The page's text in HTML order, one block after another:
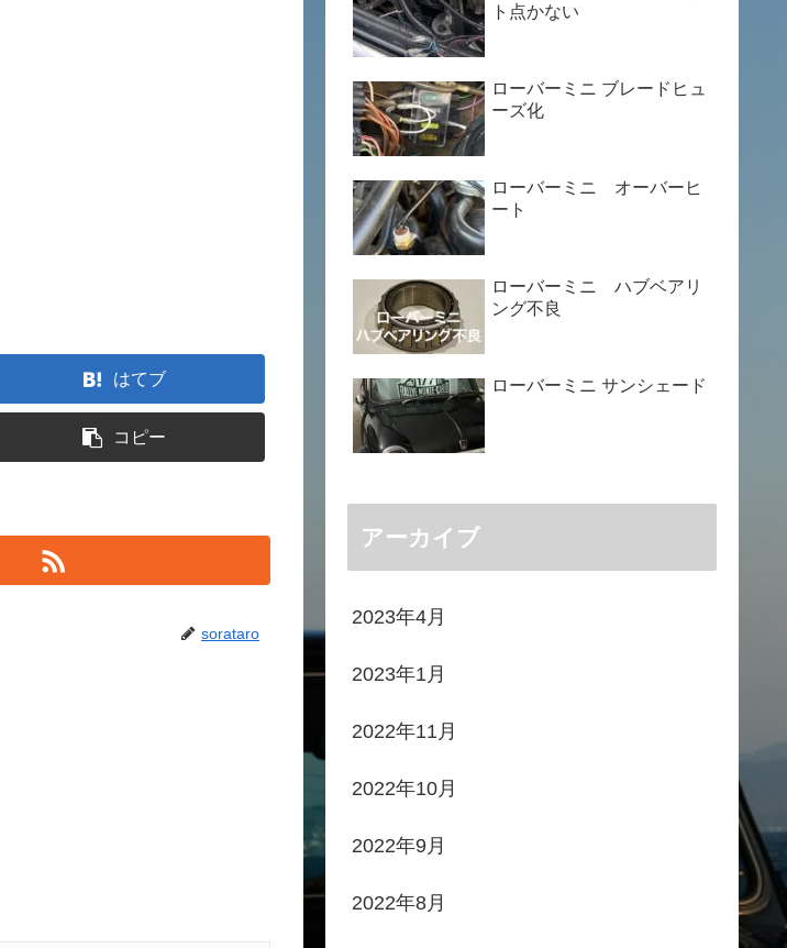
はてブ
コピー
sorataro
ト点かない
ローバーミニ ブレードヒュ
ーズ化
ローバーミニ オーバーヒ
ート
ローバーミニ ハブベアリ
ング不良
ローバーミニ サンシェード
アーカイブ
2023年4月
2023年1月
2022年11月
2022年10月
2022年9月
2022年8月